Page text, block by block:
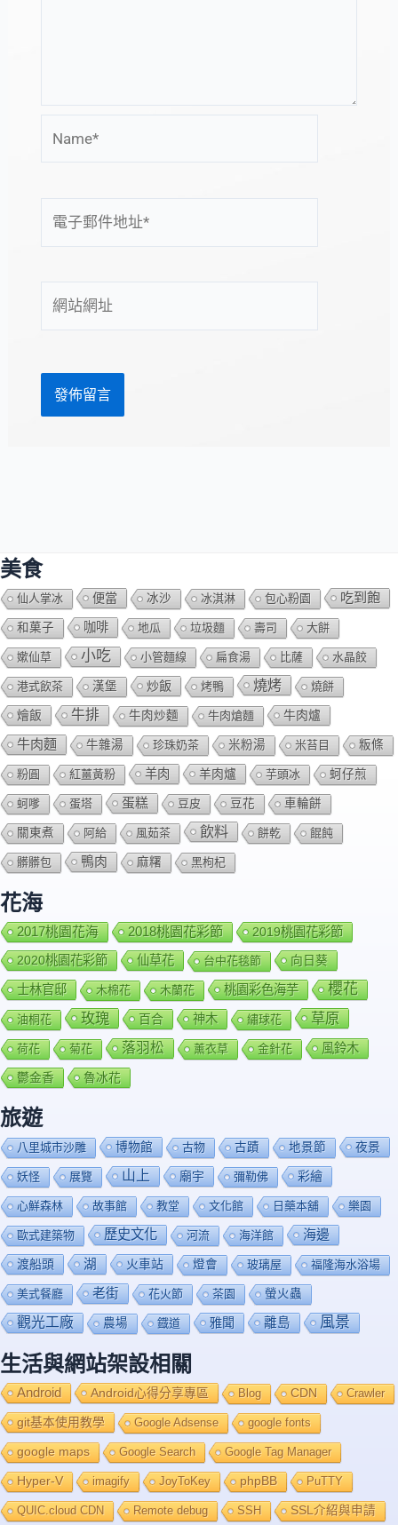
子
地
站
美食
仙人掌冰 便當 冰沙 冰淇淋 包心粉園 吃到飽
和菓子 咖啡 地瓜 垃圾麵 壽司 大餅
嫰仙草 小吃 小管麵線 扁食湯 比薩 水晶餃
港式飲茶 漢堡 炒飯 烤鴨 燒烤 燒餅
燴飯 牛排 牛肉炒麵 牛肉熗麵 牛肉爐
牛肉麵 牛雜湯 珍珠奶茶 米粉湯 米苔目 粄條
粉圓 紅薑黃粉 羊肉 羊肉爐 芋頭冰 蚵仔煎
蚵嗲 蛋塔 蛋糕 豆皮 豆花 車輪餅
關東煮 阿給 風茹茶 飲料 餅乾 餛飩
髒髒包 鴨肉 麻糬 黑枸杞
花海
2017桃園花海 2018桃園花彩節
2019桃園花彩節
2020桃園花彩節
仙草花 台中花毯節 向日葵
士林官邸 木棉花 木蘭花 桃園彩色海芋 櫻花
油桐花 玫瑰 百合 神木 繡球花 草原
荷花 菊花 落羽松 薰衣草 金針花 風鈴木
鬱金香 魯冰花
旅遊
八里城市沙雕 博物館 古物 古蹟 地景節 夜景
妖怪 展覽 山上 廟宇 彌勒佛 彩繪
心鮮森林 故事館 教堂 文化館 日藥本舖 樂園
歐式建築物 歷史文化 河流 海洋館 海邊
渡船頭 湖 火車站 燈會 玻璃屋 福隆海水浴場
美式餐廳 老街 花火節 茶園 螢火蟲
觀光工廠 農場 鐡道 雅聞 離島 風景
生活與網站架設相關
Android Android心得分享專區 Blog CDN Crawler
git基本使用教學 Google Adsense google fonts
google maps Google Search Google Tag Manager
Hyper-V imagify JoyToKey phpBB PuTTY
QUIC.cloud CDN Remote debug SSH SSL介紹與申請